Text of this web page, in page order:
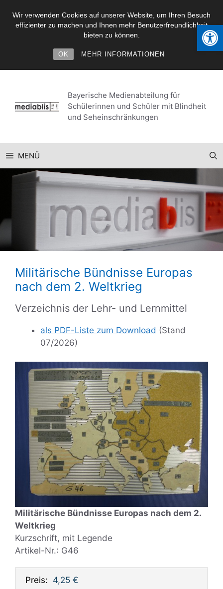
Wir verwenden Cookies auf unserer Website, um Ihren Besuch
effizienter zu machen und Ihnen mehr Benutzerfreundlichkeit
bieten zu können.
OK MEHR INFORMATIONEN
springen
Bayerische Medienabteilung für
Schülerinnen und Schüler mit Blindheit
und Seheinschränkungen
MENÜ
Militärische Bündnisse Europas
nach dem 2. Weltkrieg
Verzeichnis der Lehr- und Lernmittel
als PDF-Liste zum Download (Stand
07/2026)
Militärische Bündnisse Europas nach dem 2.
Weltkrieg
Kurzschrift, mit Legende
Artikel-Nr.: G46
Preis: 4,25 €